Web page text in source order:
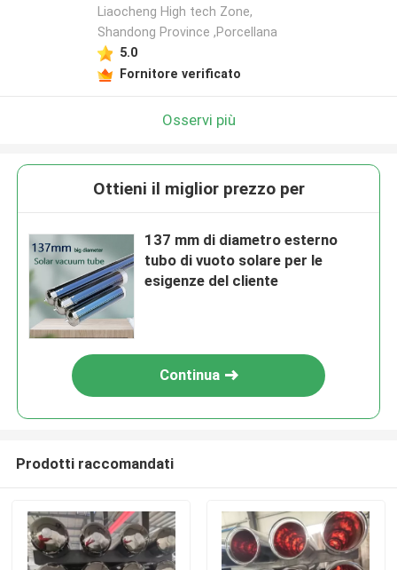
Liaocheng High tech Zone,
Shandong Province ,Porcellana
5.0
Fornitore verificato
Osservi più
Ottieni il miglior prezzo per
137 mm di diametro esterno
tubo di vuoto solare per le
esigenze del cliente
Continua
Prodotti raccomandati